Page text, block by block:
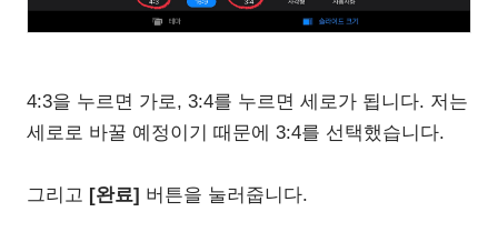
4:3을 누르면 가로, 3:4를 누르면 세로가 됩니다. 저는
세로로 바꿀 예정이기 때문에 3:4를 선택했습니다.
그리고 [완료] 버튼을 눌러줍니다.